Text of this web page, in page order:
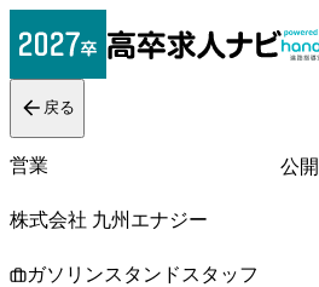
戻る
営業 公開
株式会社 九州エナジー
ガソリンスタンドスタッフ